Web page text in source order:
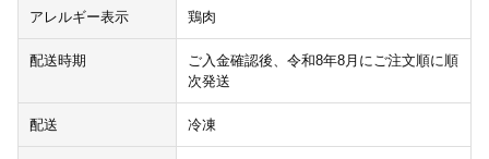
アレルギー表示 鶏肉
配送時期
ご入金確認後、令和8年8月にご注文順に順
次発送
配送 冷凍